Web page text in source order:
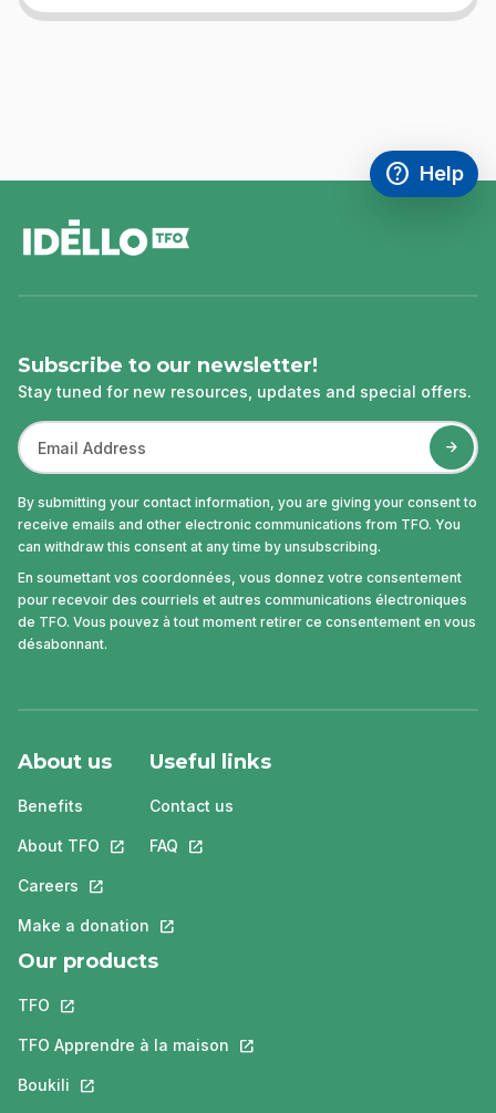
help
Access
Help
,This link
Subscribe to our newsletter!
Stay tuned for new resources, updates and special offers.
By submitting your contact information, you are giving your consent to
receive emails and other electronic communications from TFO. You
can withdraw this consent at any time by unsubscribing.
En soumettant vos coordonnées, vous donnez votre consentement
pour recevoir des courriels et autres communications électroniques
de TFO. Vous pouvez à tout moment retirer ce consentement en vous
désabonnant.
About us
Benefits
About TFO This link will open in a new tab.
Careers This link will open in a new tab.
Make a donation This link will open in a new tab.
Useful links
Contact us
FAQ This link will open in a new tab.
Our products
TFO This link will open in a new tab.
TFO Apprendre à la maison This link will open in a new tab.
Boukili This link will open in a new tab.